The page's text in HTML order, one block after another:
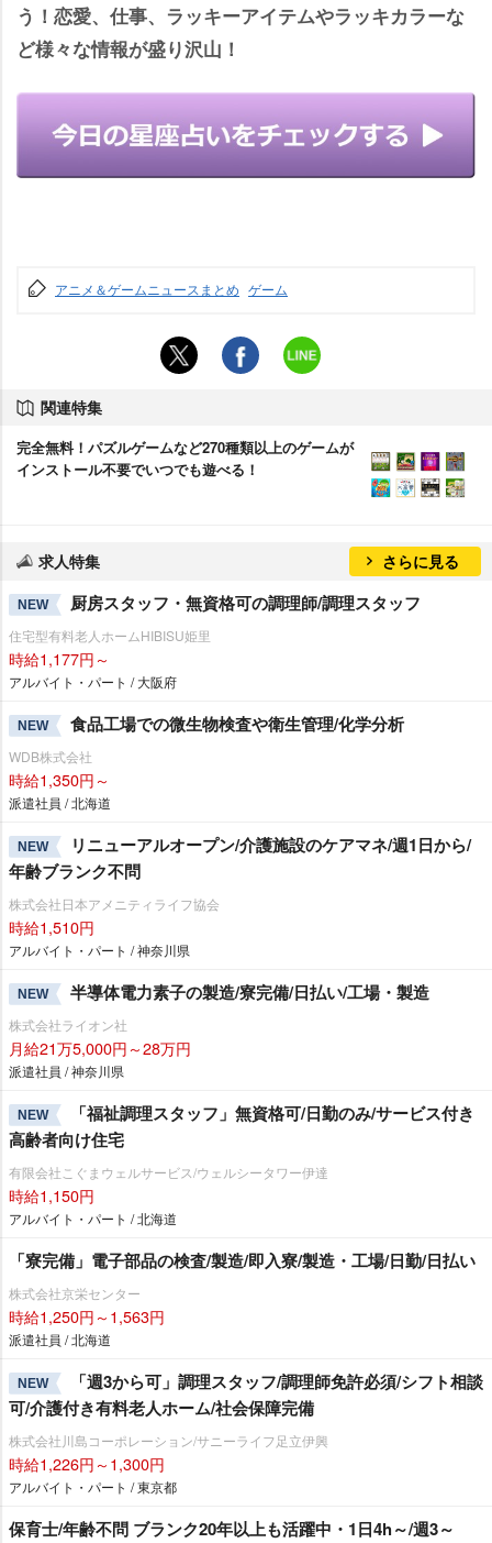
う！恋愛、仕事、ラッキーアイテムやラッキカラーな
ど様々な情報が盛り沢山！
アニメ＆ゲームニュースまとめ ゲーム
関連特集
完全無料！パズルゲームなど270種類以上のゲームが
インストール不要でいつでも遊べる！
求人特集 さらに見る
NEW 厨房スタッフ・無資格可の調理師/調理スタッフ
住宅型有料老人ホームHIBISU姫里
時給1,177円～
アルバイト・パート / 大阪府
NEW 食品工場での微生物検査や衛生管理/化学分析
WDB株式会社
時給1,350円～
派遣社員 / 北海道
NEW
リニューアルオープン/介護施設のケアマネ/週1日から/
年齢ブランク不問
株式会社日本アメニティライフ協会
時給1,510円
アルバイト・パート / 神奈川県
NEW 半導体電力素子の製造/寮完備/日払い/工場・製造
株式会社ライオン社
月給21万5,000円～28万円
派遣社員 / 神奈川県
NEW
「福祉調理スタッフ」無資格可/日勤のみ/サービス付き
高齢者向け住宅
有限会社こぐまウェルサービス/ウェルシータワー伊達
時給1,150円
アルバイト・パート / 北海道
「寮完備」電子部品の検査/製造/即入寮/製造・工場/日勤/日払い
株式会社京栄センター
時給1,250円～1,563円
派遣社員 / 北海道
NEW
「週3から可」調理スタッフ/調理師免許必須/シフト相談
可/介護付き有料老人ホーム/社会保障完備
株式会社川島コーポレーション/サニーライフ足立伊興
時給1,226円～1,300円
アルバイト・パート / 東京都
保育士/年齢不問 ブランク20年以上も活躍中・1日4h～/週3～